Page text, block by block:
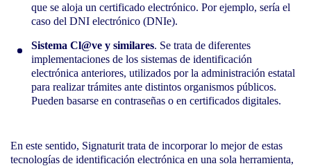
que se aloja un certificado electrónico. Por ejemplo, sería el
caso del DNI electrónico (DNIe).
Sistema Cl@ve y similares. Se trata de diferentes
implementaciones de los sistemas de identificación
electrónica anteriores, utilizados por la administración estatal
para realizar trámites ante distintos organismos públicos.
Pueden basarse en contraseñas o en certificados digitales.
En este sentido, Signaturit trata de incorporar lo mejor de estas
tecnologías de identificación electrónica en una sola herramienta,